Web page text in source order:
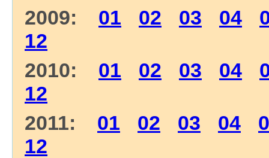
2009: 01 02 03 04
12
2010: 01 02 03 04
12
2011: 01 02 03 04
12